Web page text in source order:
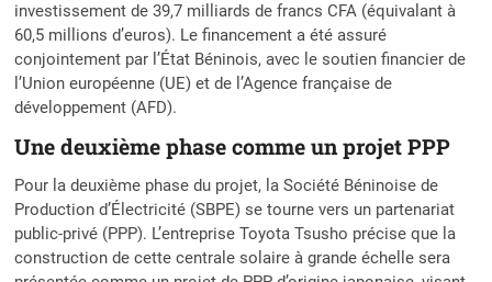
investissement de 39,7 milliards de francs CFA (équivalant à
60,5 millions d’euros). Le financement a été assuré
conjointement par l’État Béninois, avec le soutien financier de
l’Union européenne (UE) et de l’Agence française de
développement (AFD).
Une deuxième phase comme un projet PPP
Pour la deuxième phase du projet, la Société Béninoise de
Production d’Électricité (SBPE) se tourne vers un partenariat
public-privé (PPP). L’entreprise Toyota Tsusho précise que la
construction de cette centrale solaire à grande échelle sera